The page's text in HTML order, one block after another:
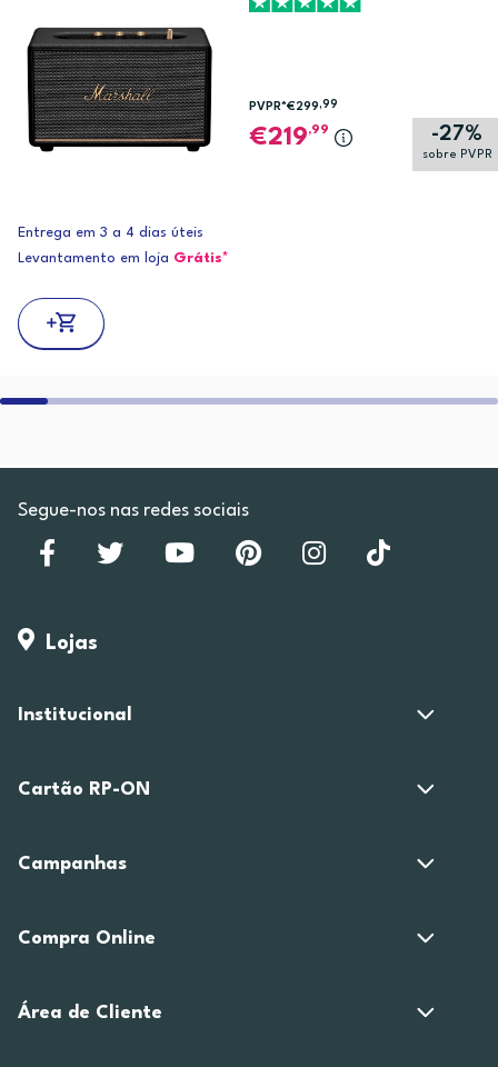
-27%
sobre PVPR
PVPR*€299,99
219,99
Entrega em 3 a 4 dias úteis
Levantamento em loja Grátis*
Segue-nos nas redes sociais
Lojas
Institucional
Cartão RP-ON
Campanhas
Compra Online
Área de Cliente